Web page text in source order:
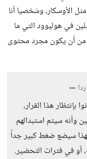
الأوسكار، وشخصيا أنا
في هوليوود التي ما
من أن يكون مجرد محتوى
بإنتظار هذا القرار،
وأنه سيتم استبدالهم
سيضع ضغط كبير جداً
أو في فترات التحضير.